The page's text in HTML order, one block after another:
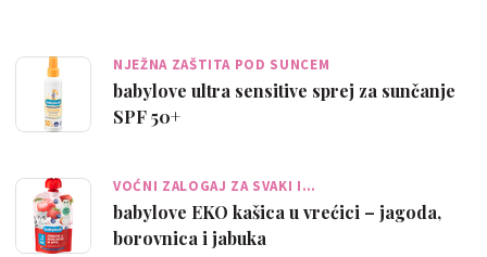
NJEŽNA ZAŠTITA POD SUNCEM
babylove ultra sensitive sprej za sunčanje
SPF 50+
VOĆNI ZALOGAJ ZA SVAKI I…
babylove EKO kašica u vrećici – jagoda,
borovnica i jabuka